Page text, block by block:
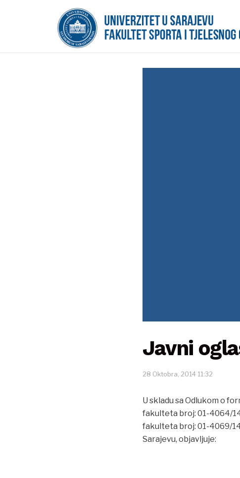
Javni
28 Oktobra, 2014 11:32
U skladu sa Odlukom o
fakulteta broj: 01-4064/
fakulteta broj: 01-4069/
Sarajevu, objavljuje: